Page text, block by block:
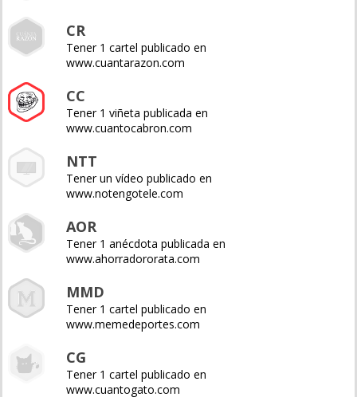
CR
Tener 1 cartel publicado en
www.cuantarazon.com
CC
Tener 1 viñeta publicada en
www.cuantocabron.com
NTT
Tener un vídeo publicado en
www.notengotele.com
AOR
Tener 1 anécdota publicada en
www.ahorradororata.com
MMD
Tener 1 cartel publicado en
www.memedeportes.com
CG
Tener 1 cartel publicado en
www.cuantogato.com